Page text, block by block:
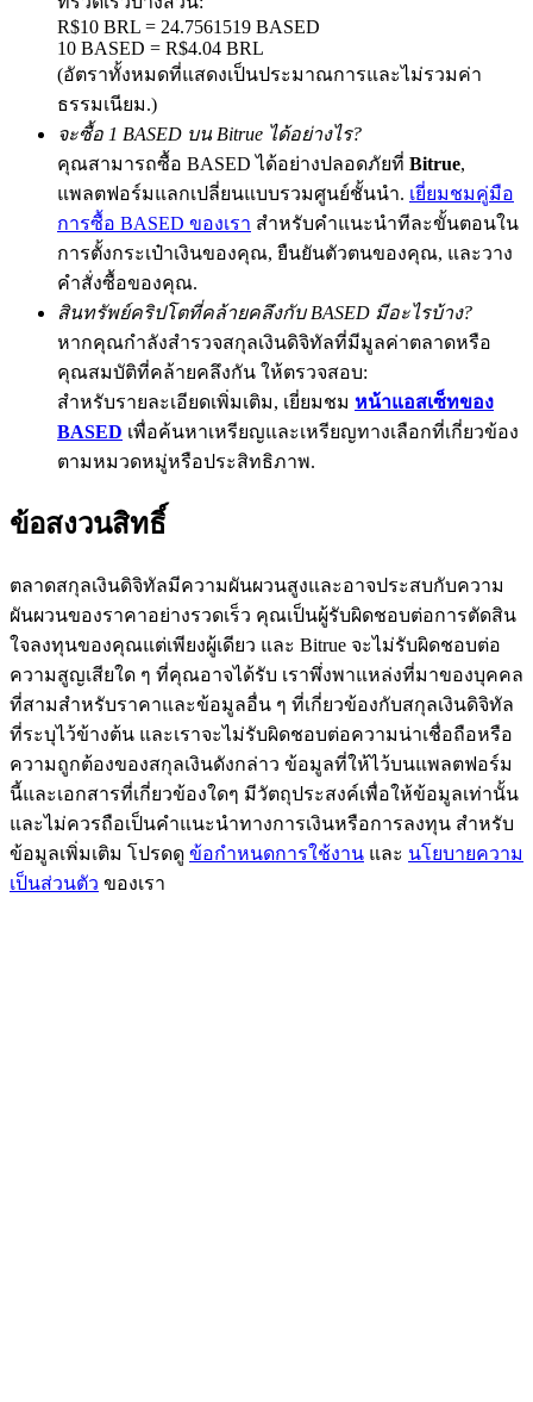
Precious Metals Trading Carnival
Trade Gold & Silver · 33,333 USDT Bonus
USDT New User Exclusive 10% APR
USDT Flexible Staking | Daily Rewards
New Listing Futures Fest
Trade New Futures, Win 200,000 USDT
Crypto World Cup 2026: Grand Finale
77,777+3k Rewards
กิจกรรมเพิ่มเติม
รับรางวัลและสิทธิพิเศษสุดพิเศษ
R$10 BRL = 24.7561519 BASED
10 BASED = R$4.04 BRL
(อัตราทั้งหมดที่แสดงเป็นประมาณการและไม่รวมค่า
ธรรมเนียม.)
จะซื้อ 1 BASED บน Bitrue ได้อย่างไร?
คุณสามารถซื้อ BASED ได้อย่างปลอดภัยที่ Bitrue,
แพลตฟอร์มแลกเปลี่ยนแบบรวมศูนย์ชั้นนำ. เยี่ยมชมคู่มือ
การซื้อ BASED ของเรา สำหรับคำแนะนำทีละขั้นตอนใน
การตั้งกระเป๋าเงินของคุณ, ยืนยันตัวตนของคุณ, และวาง
คำสั่งซื้อของคุณ.
สินทรัพย์คริปโตที่คล้ายคลึงกับ BASED มีอะไรบ้าง?
หากคุณกำลังสำรวจสกุลเงินดิจิทัลที่มีมูลค่าตลาดหรือ
คุณสมบัติที่คล้ายคลึงกัน ให้ตรวจสอบ:
สำหรับรายละเอียดเพิ่มเติม, เยี่ยมชม หน้าแอสเซ็ทของ
BASED เพื่อค้นหาเหรียญและเหรียญทางเลือกที่เกี่ยวข้อง
ตามหมวดหมู่หรือประสิทธิภาพ.
ข้อสงวนสิทธิ์
ตลาดสกุลเงินดิจิทัลมีความผันผวนสูงและอาจประสบกับความ
ผันผวนของราคาอย่างรวดเร็ว คุณเป็นผู้รับผิดชอบต่อการตัดสิน
ใจลงทุนของคุณแต่เพียงผู้เดียว และ Bitrue จะไม่รับผิดชอบต่อ
ความสูญเสียใด ๆ ที่คุณอาจได้รับ เราพึ่งพาแหล่งที่มาของบุคคล
ที่สามสำหรับราคาและข้อมูลอื่น ๆ ที่เกี่ยวข้องกับสกุลเงินดิจิทัล
ที่ระบุไว้ข้างต้น และเราจะไม่รับผิดชอบต่อความน่าเชื่อถือหรือ
ความถูกต้องของสกุลเงินดังกล่าว ข้อมูลที่ให้ไว้บนแพลตฟอร์ม
นี้และเอกสารที่เกี่ยวข้องใดๆ มีวัตถุประสงค์เพื่อให้ข้อมูลเท่านั้น
และไม่ควรถือเป็นคำแนะนำทางการเงินหรือการลงทุน สำหรับ
ข้อมูลเพิ่มเติม โปรดดู ข้อกำหนดการใช้งาน และ นโยบายความ
เป็นส่วนตัว ของเรา